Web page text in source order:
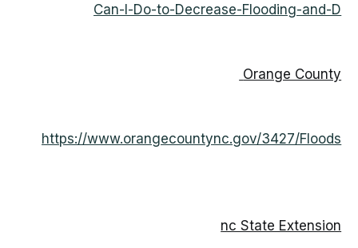
Can-I-Do-to-Decrease-Flooding-and-D
Orange County
https://www.orangecountync.gov/3427/Floods
nc State Extension